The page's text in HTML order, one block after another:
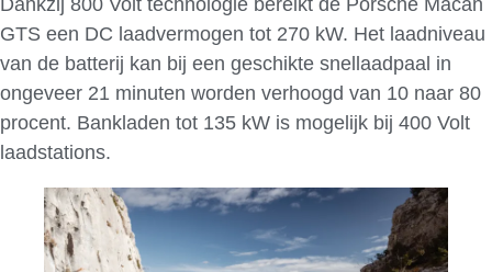
Dankzij 800 Volt technologie bereikt de Porsche Macan
GTS een DC laadvermogen tot 270 kW. Het laadniveau
van de batterij kan bij een geschikte snellaadpaal in
ongeveer 21 minuten worden verhoogd van 10 naar 80
procent. Bankladen tot 135 kW is mogelijk bij 400 Volt
laadstations.